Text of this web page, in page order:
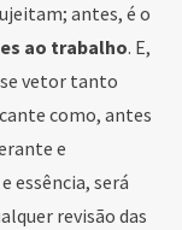
antes, é o
ao trabalho. E,
vetor tanto
como, antes
e
essência, será
revisão das